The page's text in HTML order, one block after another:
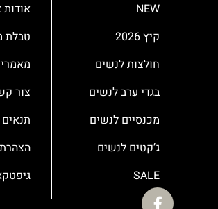
NEW
קיץ 2026
חולצות לנשים
בגדי ערב לנשים
מכנסיים לנשים
ג’קטים לנשים
SALE
טבלת
צור
תנאים